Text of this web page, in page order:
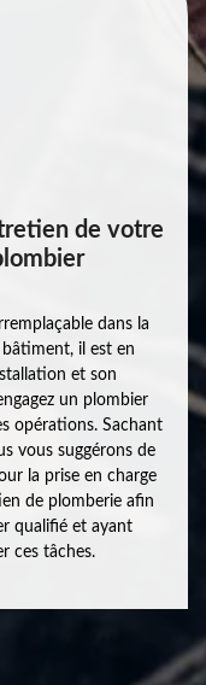
de votre
dans la
il est en
et son
un plombier
opérations. Sachant
vous suggérons de
la prise en charge
de plomberie afin
qualifié et ayant
ces tâches.